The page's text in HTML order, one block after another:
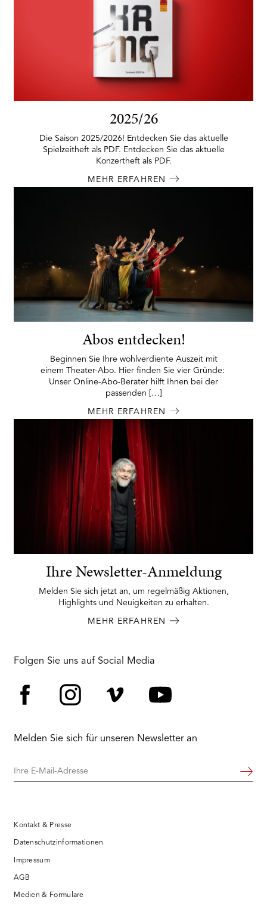
2025/26
Die Saison 2025/2026! Entdecken Sie das aktuelle
Spielzeitheft als PDF. Entdecken Sie das aktuelle
Konzertheft als PDF.
MEHR ERFAHREN
Abos entdecken!
Beginnen Sie Ihre wohlverdiente Auszeit mit
einem Theater-Abo. Hier finden Sie vier Gründe:
Unser Online-Abo-Berater hilft Ihnen bei der
passenden […]
MEHR ERFAHREN
Ihre Newsletter-Anmeldung
Melden Sie sich jetzt an, um regelmäßig Aktionen,
Highlights und Neuigkeiten zu erhalten.
MEHR ERFAHREN
Folgen Sie uns auf Social Media
Melden Sie sich für unseren Newsletter an
Ihre
Weiter
Kontakt & Presse
Datenschutzinformationen
Impressum
AGB
Medien & Formulare